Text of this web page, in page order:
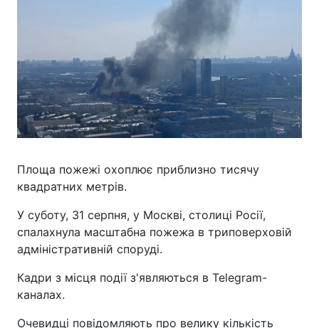
Площа пожежі охоплює приблизно тисячу
квадратних метрів.
У суботу, 31 серпня, у Москві, столиці Росії,
спалахнула масштабна пожежа в триповерховій
адміністративній споруді.
Кадри з місця події з'являються в Telegram-
каналах.
Очевидці повідомляють про велику кількість